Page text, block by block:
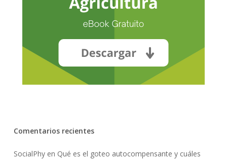
Comentarios recientes
SocialPhyen Qué es el goteo autocompensante y cuáles